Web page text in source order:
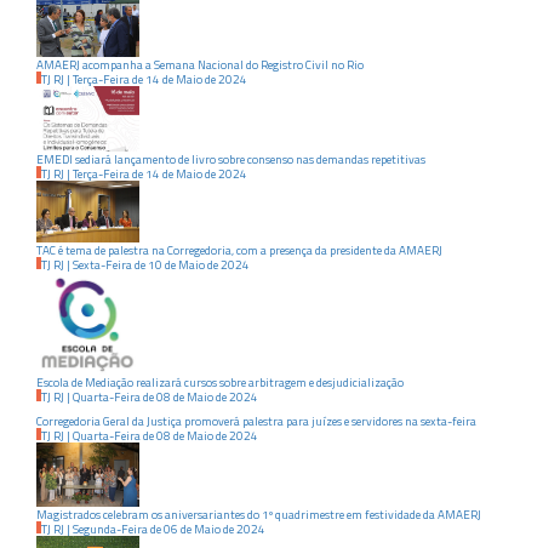
AMAERJ acompanha a Semana Nacional do Registro Civil no Rio
TJ RJ | Terça-Feirade 14 de Maiode2024
EMEDI sediará lançamento de livro sobre consenso nas demandas repetitivas
TJ RJ | Terça-Feirade 14 de Maiode2024
TAC é tema de palestra na Corregedoria, com a presença da presidente da AMAERJ
TJ RJ | Sexta-Feirade 10 de Maiode2024
Escola de Mediação realizará cursos sobre arbitragem e desjudicialização
TJ RJ | Quarta-Feirade08 de Maiode2024
Corregedoria Geral da Justiça promoverá palestra para juízes e servidores na sexta-feira
TJ RJ | Quarta-Feirade08 de Maiode2024
Magistrados celebram os aniversariantes do 1º quadrimestre em festividade da AMAERJ
TJ RJ | Segunda-Feirade06 de Maiode2024